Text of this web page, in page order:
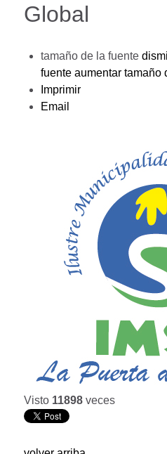
Global
tamaño de la fuente
fuente aumentar tamaño
Imprimir
Email
Visto 11898 veces